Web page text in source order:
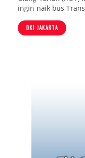
ingin naik bus
DKI JAKARTA